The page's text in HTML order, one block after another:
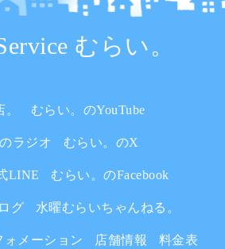
むらい。
むらい。のYouTube
ラジオ むらい。のX
LINE むらい。のFacebook
グ 水曜むらいちゃんねる。
ォメーション 店舗情報 料金表